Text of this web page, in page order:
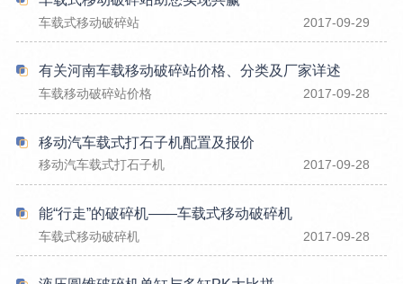
车载式移动破碎站 2017-09-29
有关河南车载移动破碎站价格、分类及厂家详述
车载移动破碎站价格 2017-09-28
移动汽车载式打石子机配置及报价
移动汽车载式打石子机 2017-09-28
能“行走”的破碎机——车载式移动破碎机
车载式移动破碎机 2017-09-28